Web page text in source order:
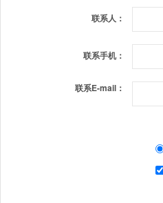
联系人：
联系手机：
联系E-mail：